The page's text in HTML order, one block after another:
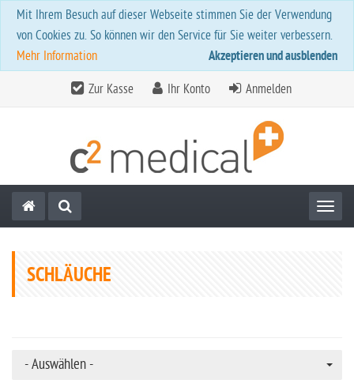
Mit Ihrem Besuch auf dieser Webseite stimmen Sie der Verwendung
von Cookies zu. So können wir den Service für Sie weiter verbessern.
Mehr Information
Akzeptieren und ausblenden
Zur Kasse Ihr Konto Anmelden
SCHLÄUCHE
- Auswählen -